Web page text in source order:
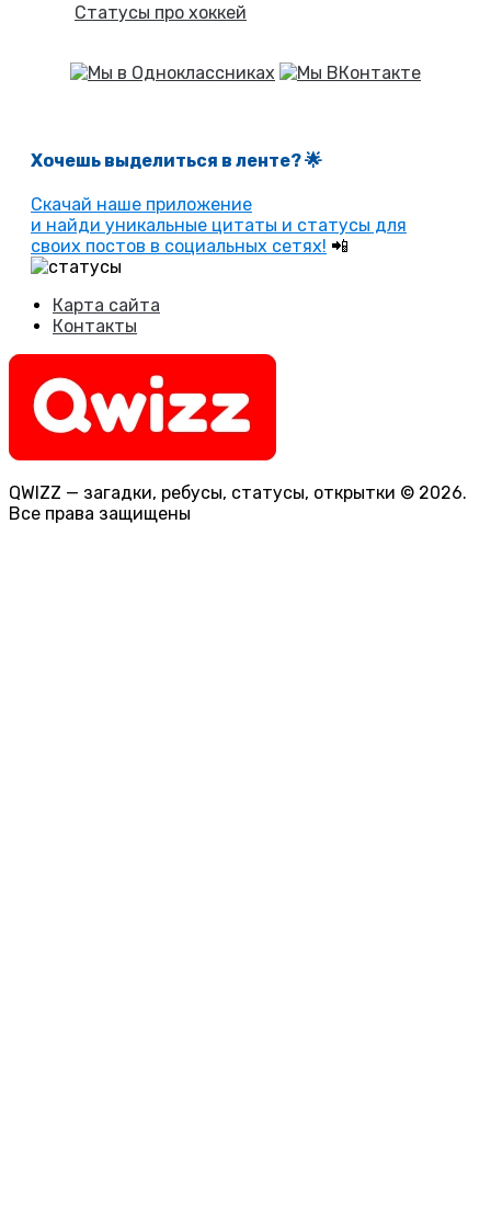
Статусы про хоккей
Хочешь выделиться в ленте? 🌟
Скачай наше приложение
и найди уникальные цитаты и статусы для
своих постов в социальных сетях! 📲
Карта сайта
Контакты
QWIZZ — загадки, ребусы, статусы, открытки © 2026.
Все права защищены